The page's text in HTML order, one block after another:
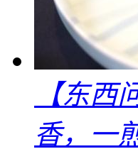
【东
香，一